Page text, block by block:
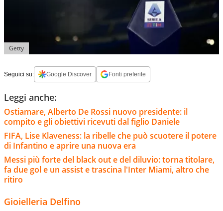
Getty
Seguici su: Google Discover Fonti preferite
Leggi anche:
Ostiamare, Alberto De Rossi nuovo presidente: il
compito e gli obiettivi ricevuti dal figlio Daniele
FIFA, Lise Klaveness: la ribelle che può scuotere il potere
di Infantino e aprire una nuova era
Messi più forte del black out e del diluvio: torna titolare,
fa due gol e un assist e trascina l'Inter Miami, altro che
ritiro
Gioielleria Delfino